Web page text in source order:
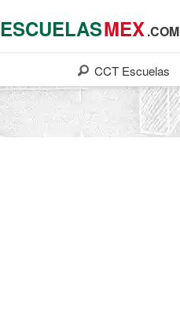
ESCUELASMEX.COM
CCT Escuelas